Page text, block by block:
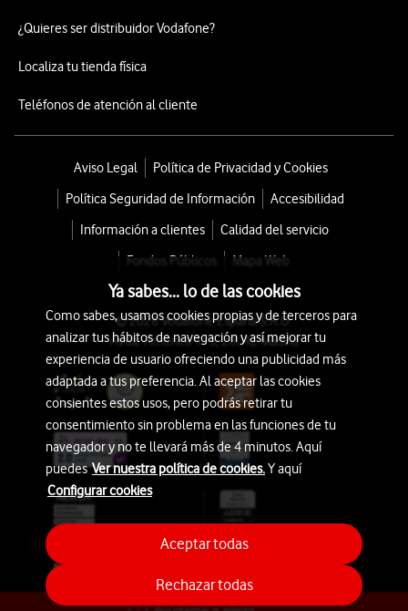
¿Quieres ser distribuidor Vodafone?
Localiza tu tienda física
Teléfonos de atención al cliente
Aviso Legal
Política de Privacidad y Cookies
Política Seguridad de Información
Accesibilidad
Información a clientes
Calidad del servicio
Fondos Públicos
Mapa Web
© 2026 Vodafone España S.A.U.
Avda. América 115, 28042 Madrid
Ya sabes... lo de las cookies
Como sabes, usamos cookies propias y de terceros para
analizar tus hábitos de navegación y así mejorar tu
experiencia de usuario ofreciendo una publicidad más
adaptada a tus preferencia. Al aceptar las cookies
consientes estos usos, pero podrás retirar tu
consentimiento sin problema en las funciones de tu
navegador y no te llevará más de 4 minutos. Aquí
puedesVer nuestra política de cookies.Y aquí
Configurar cookies
Rechazar todas
Aceptar todas